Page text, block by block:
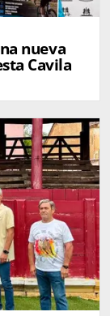
nueva
Cavila